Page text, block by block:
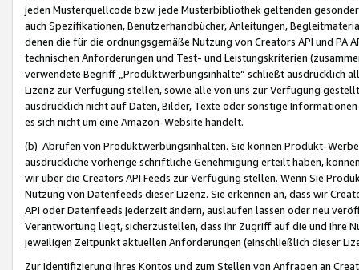
jeden Musterquellcode bzw. jede Musterbibliothek geltenden
auch Spezifikationen, Benutzerhandbücher, Anleitungen,
denen die für die ordnungsgemäße Nutzung von Creators API und PA
technischen Anforderungen und Test- und Leistungskriterien
verwendete Begriff „Produktwerbungsinhalte“ schließt ausdrücklich
Lizenz zur Verfügung stellen, sowie alle von uns zur Verfügung
ausdrücklich nicht auf Daten, Bilder, Texte oder sonstige
es sich nicht um eine Amazon-Website handelt.
(b) Abrufen von Produktwerbungsinhalten. Sie können Produkt-
ausdrückliche vorherige schriftliche Genehmigung erteilt haben,
wir über die Creators API Feeds zur Verfügung stellen. Wenn Sie
Nutzung von Datenfeeds dieser Lizenz. Sie erkennen an, dass wir
API oder Datenfeeds jederzeit ändern, auslaufen lassen oder neu
Verantwortung liegt, sicherzustellen, dass Ihr Zugriff auf die und Ihre
jeweiligen Zeitpunkt aktuellen Anforderungen (einschließlich dieser
Zur Identifizierung Ihres Kontos und zum Stellen von Anfragen an